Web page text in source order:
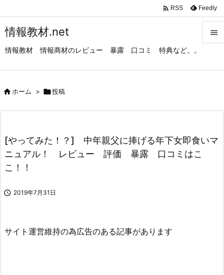
情報教材.net
情報教材 情報商材のレビュー 暴露 口コミ 特典など。。

次へ
 RSS Feedly
ホーム > 投稿
[やってみた！？] 中年親父に捧げる年下女即食いマ
ニュアル！ レビュー 評価 暴露 口コミはこ
こ！！
 2019年7月31日
サイト運営維持の為広告のある記事があります